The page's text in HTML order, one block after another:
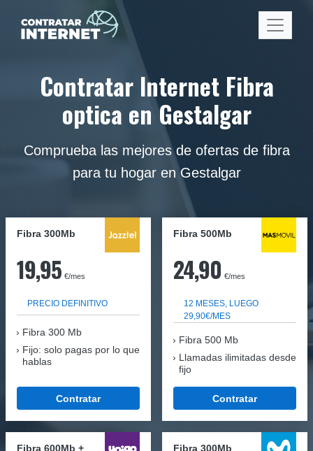
Contratar Internet Fibra
optica en Gestalgar
Comprueba las mejores de ofertas de fibra
para tu hogar en Gestalgar
Fibra 300Mb
19,95 €/mes
PRECIO DEFINITIVO
Fibra 300 Mb
Fijo: solo pagas por lo que
hablas
Contratar
Fibra 500Mb
24,90 €/mes
12 MESES, LUEGO
29,90€/MES
Fibra 500 Mb
Llamadas ilimitadas desde
fijo
Contratar
Fibra 600Mb +
Fibra 300Mb